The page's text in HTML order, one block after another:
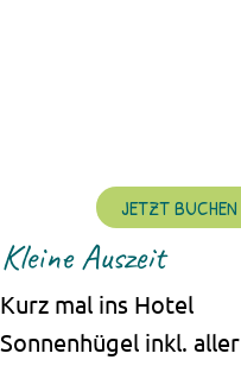
Kleine Auszeit
Kurz mal ins Hotel
Sonnenhügel inkl. aller
JETZT BUCHEN